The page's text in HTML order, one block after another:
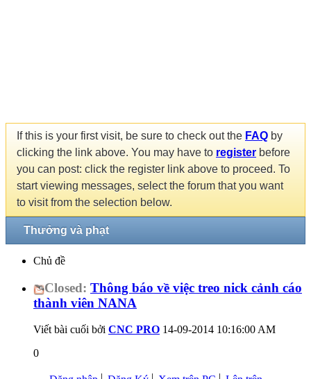
If this is your first visit, be sure to check out the FAQ by
clicking the link above. You may have to register before
you can post: click the register link above to proceed. To
start viewing messages, select the forum that you want
to visit from the selection below.
Thưởng và phạt
Chủ đề
Closed: Thông báo về việc treo nick cảnh cáo
thành viên NANA
Viết bài cuối bởi CNC PRO 14-09-2014 10:16:00 AM
0